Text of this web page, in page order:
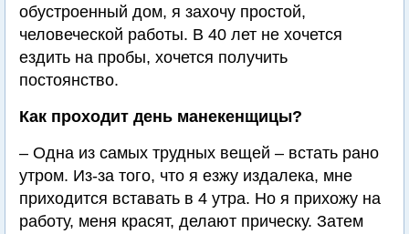
обустроенный дом, я захочу простой,
человеческой работы. В 40 лет не хочется
ездить на пробы, хочется получить
постоянство.
Как проходит день манекенщицы?
– Одна из самых трудных вещей – встать рано
утром. Из-за того, что я езжу издалека, мне
приходится вставать в 4 утра. Но я прихожу на
работу, меня красят, делают прическу. Затем